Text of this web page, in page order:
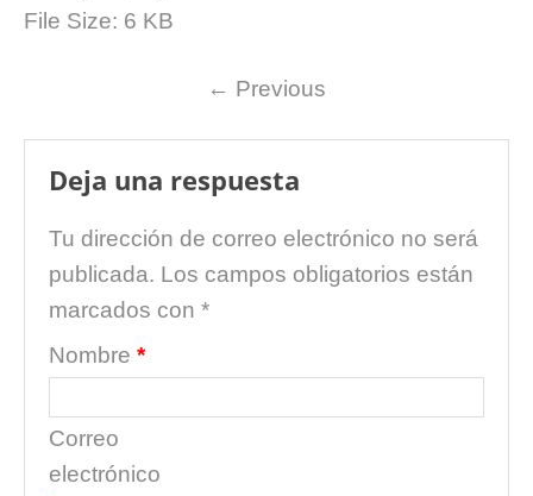
File Size: 6 KB
← Previous
Deja una respuesta
Tu dirección de correo electrónico no será
publicada. Los campos obligatorios están
marcados con *
Nombre *
Correo
electrónico